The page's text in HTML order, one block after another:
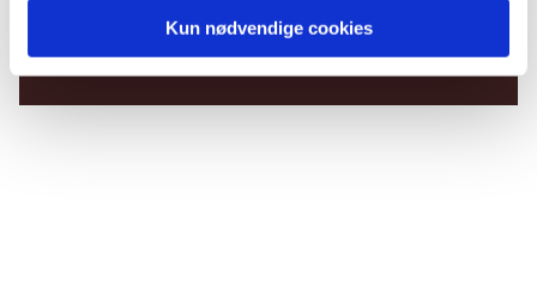
Kun nødvendige cookies
lide...